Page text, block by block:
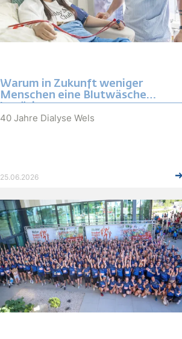
Warum in Zukunft weniger
Menschen eine Blutwäsche
40 Jahre Dialyse Wels
25.06.2026